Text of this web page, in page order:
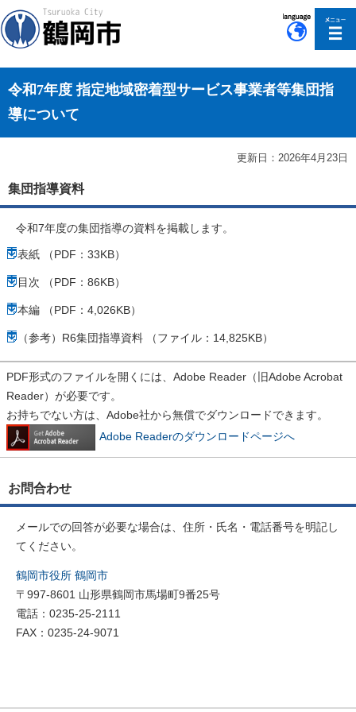
令和7年度 指定地域密着型サービス事業者等集団指
導について
更新日：2026年4月23日
集団指導資料
令和7年度の集団指導の資料を掲載します。
表紙 （PDF：33KB）
目次 （PDF：86KB）
本編 （PDF：4,026KB）
（参考）R6集団指導資料 （ファイル：14,825KB）
PDF形式のファイルを開くには、Adobe Reader（旧Adobe Acrobat
Reader）が必要です。
お持ちでない方は、Adobe社から無償でダウンロードできます。
Adobe Readerのダウンロードページへ
お問合わせ
メールでの回答が必要な場合は、住所・氏名・電話番号を明記し
てください。
鶴岡市役所 鶴岡市
〒997-8601 山形県鶴岡市馬場町9番25号
電話：0235-25-2111
FAX：0235-24-9071